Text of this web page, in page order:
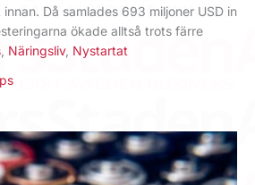
Då samlades 693 miljoner USD in
ökade alltså trots färre
Näringsliv, Nystartat